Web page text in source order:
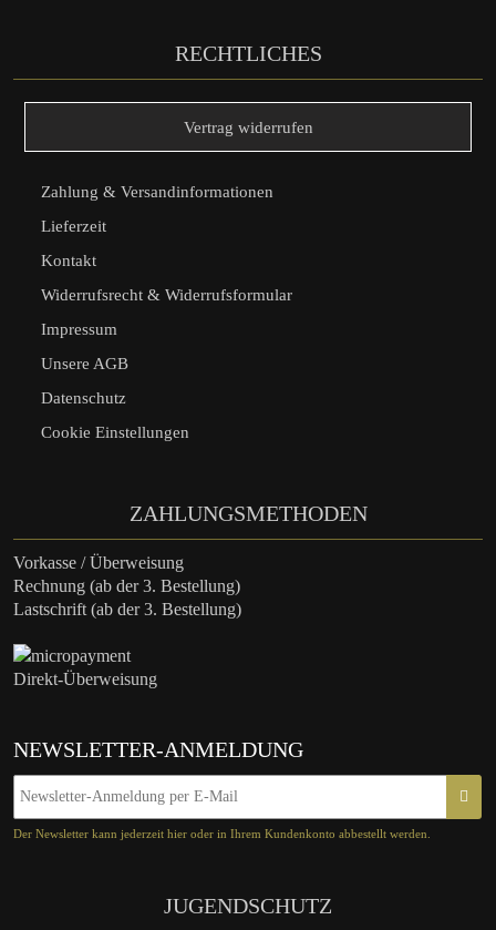
RECHTLICHES
Vertrag widerrufen
Zahlung & Versandinformationen
Lieferzeit
Kontakt
Widerrufsrecht & Widerrufsformular
Impressum
Unsere AGB
Datenschutz
Cookie Einstellungen
ZAHLUNGSMETHODEN
Vorkasse / Überweisung
Rechnung (ab der 3. Bestellung)
Lastschrift (ab der 3. Bestellung)
Direkt-Überweisung
NEWSLETTER-ANMELDUNG
Der Newsletter kann jederzeit hier oder in Ihrem Kundenkonto abbestellt werden.
JUGENDSCHUTZ